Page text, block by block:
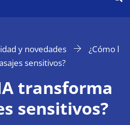
y novedades
¿Cómo l
sensitivos?
transforma
sensitivos?